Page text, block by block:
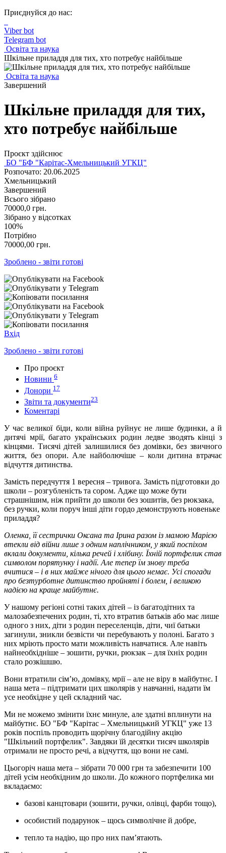
Приєднуйся до нас:
Viber bot
Telegram bot
Освіта та наука
Шкільне приладдя для тих, хто потребує найбільше
Освіта та наука
Завершений
Шкільне приладдя для тих,
хто потребує найбільше
Проєкт здійснює
БО "БФ "Карітас-Хмельницький УГКЦ"
Розпочато: 20.06.2025
Хмельницький
Завершений
Всього зібрано
70000,0 грн.
Зібрано у відсотках
100%
Потрібно
70000,00 грн.
Зроблено - звіти готові
Вхід
Зроблено - звіти готові
Про проєкт
Новини 6
Донори 17
Звіти та документи23
Коментарі
У час великої біди, коли війна руйнує не лише будинки, а й
дитячі мрії, багато українських родин ледве зводять кінці з
кінцями. Тисячі дітей залишилися без домівки, без звичного
життя, без опори. Але найболючіше – коли дитина втрачає
відчуття дитинства.
Замість передчуття 1 вересня – тривога. Замість підготовки до
школи – розгубленість та сором. Адже що може бути
страшнішим, ніж прийти до школи без зошитів, без рюкзака,
без ручки, коли поруч інші діти гордо демонструють новеньке
приладдя?
Оленка, її сестрички Оксана та Ірина разом із мамою Марією
втекли від війни лише з одним наплічником, у який поспіхом
вклали документи, кілька речей і хлібину. Їхній портфелик став
символом порятунку і надії. Але тепер їм знову треба
вчитися – і в них майже нічого для цього немає. Усі спогади
про безтурботне дитинство пройняті і болем, і великою
надією на краще майбутнє.
У нашому регіоні сотні таких дітей – із багатодітних та
малозабезпечених родин, ті, хто втратив батьків або має лише
одного з них, діти з родин переселенців, діти, чиї батьки
загинули, зникли безвісти чи перебувають у полоні. Багато з
них мріють просто мати можливість навчатися. Але навіть
найнеобхідніше – зошити, ручки, рюкзак – для їхніх родин
стало розкішшю.
Вони втратили сім’ю, домівку, мрії – але не віру в майбутнє. І
наша мета – підтримати цих школярів у навчанні, надати їм
усе необхідне у цей складний час.
Ми не можемо змінити їхнє минуле, але здатні вплинути на
майбутнє. БО "БФ "Карітас – Хмельницький УГКЦ" уже 13
років поспіль проводить щорічну благодійну акцію
"Шкільний портфелик". Завдяки їй десятки тисяч школярів
отримали не просто речі, а відчуття, що вони не самі.
Цьогоріч наша мета – зібрати 70 000 грн та забезпечити 100
дітей усім необхідним до школи. До кожного портфелика ми
вкладаємо:
базові канцтовари (зошити, ручки, олівці, фарби тощо),
особистий подарунок – щось символічне й добре,
тепло та надію, що про них пам’ятають.